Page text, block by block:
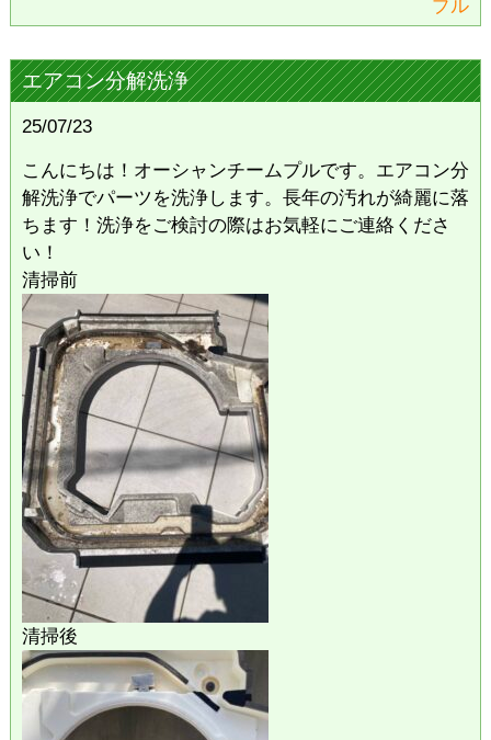
プル
エアコン分解洗浄
25/07/23
こんにちは！オーシャンチームプルです。エアコン分
解洗浄でパーツを洗浄します。長年の汚れが綺麗に落
ちます！洗浄をご検討の際はお気軽にご連絡くださ
い！
清掃前
清掃後